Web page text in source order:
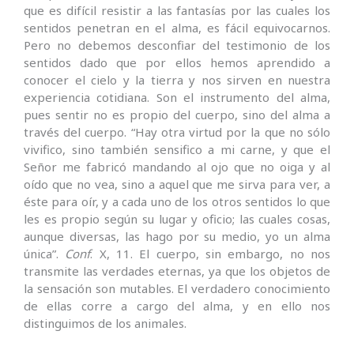
que es difícil resistir a las fantasías por las cuales los
sentidos penetran en el alma, es fácil equivo­carnos.
Pero no debemos desconfiar del testi­monio de los
sentidos dado que por ellos hemos aprendido a
conocer el cielo y la tierra y nos sirven en nuestra
experiencia cotidiana. Son el instrumento del alma,
pues sentir no es propio del cuerpo, sino del alma a
través del cuerpo. “Hay otra virtud por la que no sólo
vivifico, sino también sensifico a mi carne, y que el
Señor me fabricó mandando al ojo que no oiga y al
oído que no vea, sino a aquel que me sirva para ver, a
éste para oír, y a cada uno de los otros sentidos lo que
les es propio según su lugar y oficio; las cuales cosas,
aunque diversas, las hago por su medio, yo un alma
única”. Conf. X, 11. El cuerpo, sin embargo, no nos
transmite las verdades eternas, ya que los objetos de
la sensación son mutables. El verdadero conocimiento
de ellas corre a cargo del alma, y en ello nos
distinguimos de los animales.